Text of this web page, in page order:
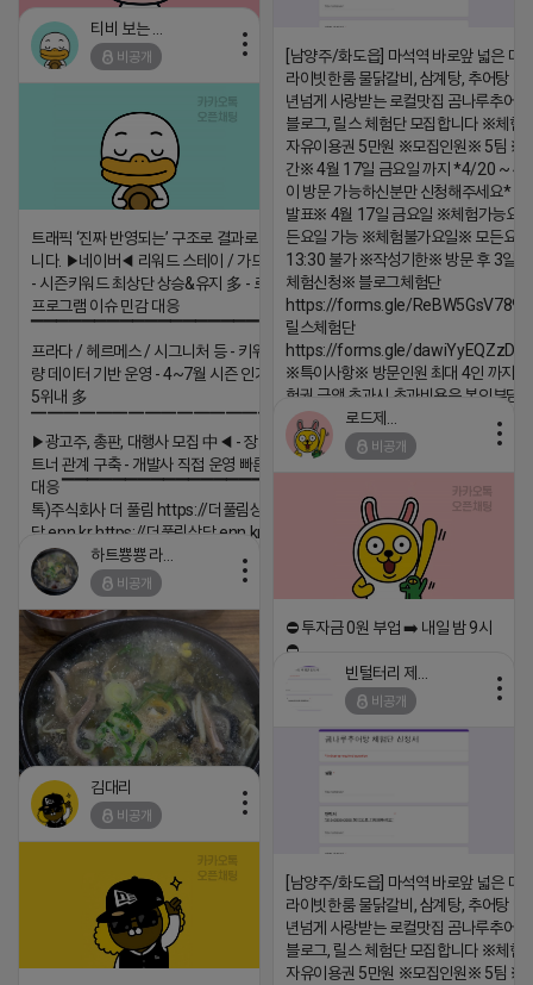
[남양주/화도읍] 마석역 바로앞 넓은 매
라이빗한룸 물닭갈비, 삼계탕, 추어탕 맛
년넘게 사랑받는 로컬맛집 곰나루추어
블로그, 릴스 체험단 모집합니다 ※체험
자유이용권 5만원 ※모집인원※ 5팀 ※
간※ 4월 17일 금요일 까지 *4/20 ~ 4/
이 방문 가능하신분만 신청해주세요* ※
발표※ 4월 17일 금요일 ※체험가능요
든요일 가능 ※체험불가요일※ 모든요
13:30 불가 ※작성기한※ 방문 후 3일
체험신청※ 블로그체험단
https://forms.gle/
릴스체험단
https://forms.gle/
※특이사항※ 방문인원 최대 4인 까지
험권 금액 초과시 초과비용은 본인부담
2026-04-18 17:12
2026-04-18 17:05
비공개
트래픽 ‘진짜 반영되는’ 구조로 결과로 보여드립
니다. ▶네이버◀ 리워드 스테이 / 가드 / 자몽 등
- 시즌키워드 최상단 상승&유지 多 - 로직변화,
프로그램 이슈 민감 대응
▔▔▔▔▔▔▔▔▔▔▔▔▔▔▔▔▔▔ ▶쿠팡◀
프라다 / 헤르메스 / 시그니처 등 - 키워드 검색
량 데이터 기반 운영 - 4~7월 시즌 인기 키워드
5위내 多
▔▔▔▔▔▔▔▔▔▔▔▔▔▔▔▔▔▔
▶광고주, 총판, 대행사 모집 中◀ - 장기 협업 파
트너 관계 구축 - 개발사 직접 운영 빠른 피드백
대응 ▔▔▔▔▔▔▔▔▔▔▔▔▔▔▔▔▔▔ (카
톡)주식회사 더 풀림 https://더풀림상
담.enn.kr https://더풀림상담.enn.kr
2026-04-18 17:26
비공개
⛔️ 투자금 0원 부업 ➡️ 내일 밤 9시
⛔️
2026-04-18 17:23
하트뿅뿅 라이언
비공개
https://m.blog.naver.com/wlgus1647/224253846149
2026-04-18 17:23
비공개
[남양주/화도읍] 마석역 바로앞 넓은 매
라이빗한룸 물닭갈비, 삼계탕, 추어탕 맛
년넘게 사랑받는 로컬맛집 곰나루추어
블로그, 릴스 체험단 모집합니다 ※체험
자유이용권 5만원 ※모집인원※ 5팀 ※
김대리
비공개